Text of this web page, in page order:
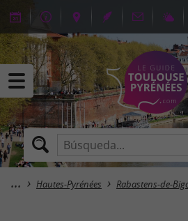
Hautes-Pyrénées Rabastens-de-